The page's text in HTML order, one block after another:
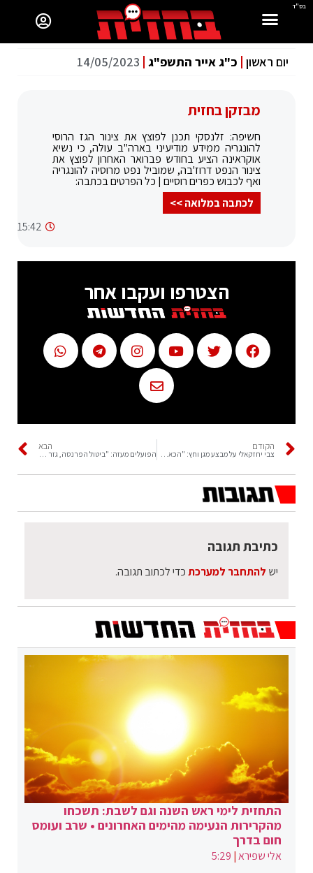
בס"ד
יום ראשון כ"ג אייר התשפ"ג 14/05/2023
מבזקן בחזית
חשיפה: זלנסקי תכנן לפוצץ את צינור הגז הרוסי
להונגריה ממידע מודיעיני בארה"ב עולה, כי נשיא
אוקראינה הציע בחודש פברואר האחרון לפוצץ את
צינור הנפט דרוז'בה, שמוביל נפט מרוסיה להונגריה
ואף לכבוש כפרים רוסיים | כל הפרטים בכתבה:
לכתבה במלואה >>
15:42
הצטרפו ועקבו אחר
הקודם הבא
כתיבת תגובה
יש להתחבר למערכתכדי לכתוב תגובה.
התחזית לימי ראש השנה וגם לשבת: תשכחו
מהקרירות הנעימה מהימים האחרונים • שרב ועומס
חום בדרך
אלי שפירא|
5:29